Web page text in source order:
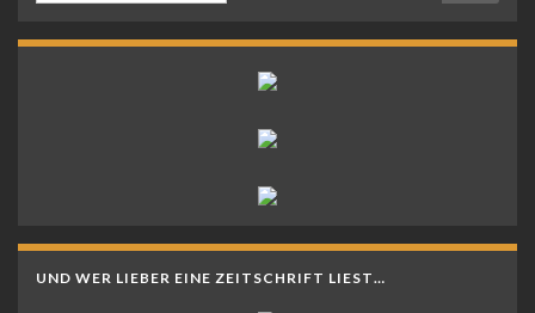
UND WER LIEBER EINE ZEITSCHRIFT LIEST…